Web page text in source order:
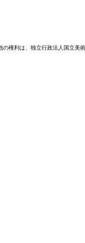
権利は、独立行政法人国立